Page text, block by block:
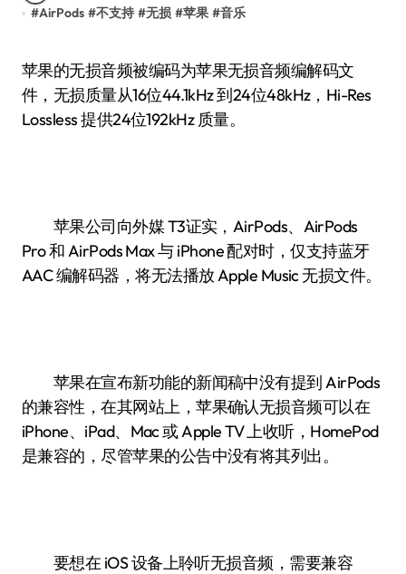
#AirPods #不支持 #无损 #苹果 #音乐
苹果的无损音频被编码为苹果无损音频编解码文
件，无损质量从16位44.1kHz 到24位48kHz，Hi-Res
Lossless 提供24位192kHz 质量。
苹果公司向外媒 T3证实，AirPods、AirPods
Pro 和 AirPods Max 与 iPhone 配对时，仅支持蓝牙
AAC 编解码器，将无法播放 Apple Music 无损文件。
苹果在宣布新功能的新闻稿中没有提到 AirPods
的兼容性，在其网站上，苹果确认无损音频可以在
iPhone、iPad、Mac 或 Apple TV 上收听，HomePod
是兼容的，尽管苹果的公告中没有将其列出。
要想在 iOS 设备上聆听无损音频，需要兼容